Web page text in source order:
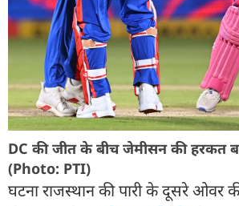
DC की जीत के बीच जेमीसन की हरकत
(Photo: PTI)
घटना राजस्थान की पारी के दूसरे ओवर